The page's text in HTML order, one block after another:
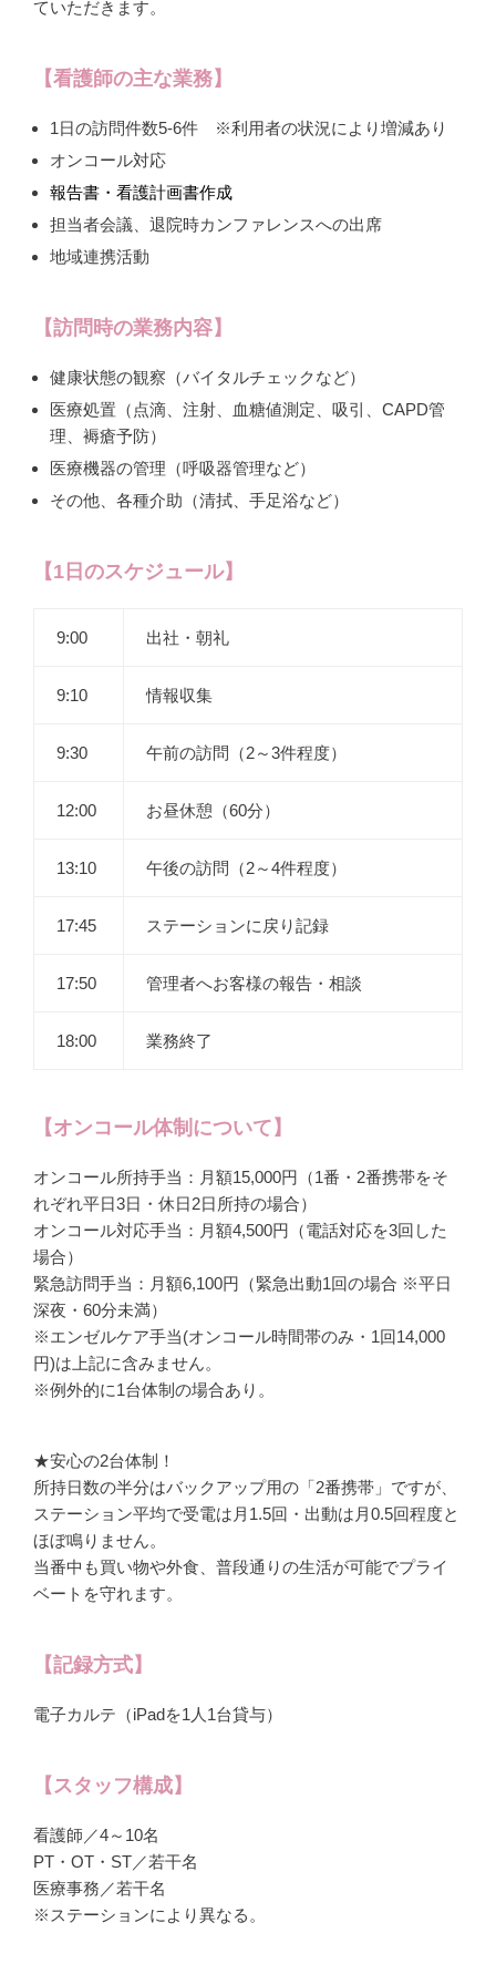
ていただきます。
【看護師の主な業務】
1日の訪問件数5-6件 ※利用者の状況により増減あり
オンコール対応
報告書・看護計画書作成
担当者会議、退院時カンファレンスへの出席
地域連携活動
【訪問時の業務内容】
健康状態の観察（バイタルチェックなど）
医療処置（点滴、注射、血糖値測定、吸引、CAPD管
理、褥瘡予防）
医療機器の管理（呼吸器管理など）
その他、各種介助（清拭、手足浴など）
【1日のスケジュール】
9:00 出社・朝礼
9:10 情報収集
9:30 午前の訪問（2～3件程度）
12:00 お昼休憩（60分）
13:10 午後の訪問（2～4件程度）
17:45 ステーションに戻り記録
17:50 管理者へお客様の報告・相談
18:00 業務終了
【オンコール体制について】
オンコール所持手当：月額15,000円（1番・2番携帯をそ
れぞれ平日3日・休日2日所持の場合）
オンコール対応手当：月額4,500円（電話対応を3回した
場合）
緊急訪問手当：月額6,100円（緊急出動1回の場合 ※平日
深夜・60分未満）
※エンゼルケア手当(オンコール時間帯のみ・1回14,000
円)は上記に含みません。
※例外的に1台体制の場合あり。
★安心の2台体制！
所持日数の半分はバックアップ用の「2番携帯」ですが、
ステーション平均で受電は月1.5回・出動は月0.5回程度と
ほぼ鳴りません。
当番中も買い物や外食、普段通りの生活が可能でプライ
ベートを守れます。
【記録方式】
電子カルテ（iPadを1人1台貸与）
【スタッフ構成】
看護師／4～10名
PT・OT・ST／若干名
医療事務／若干名
※ステーションにより異なる。